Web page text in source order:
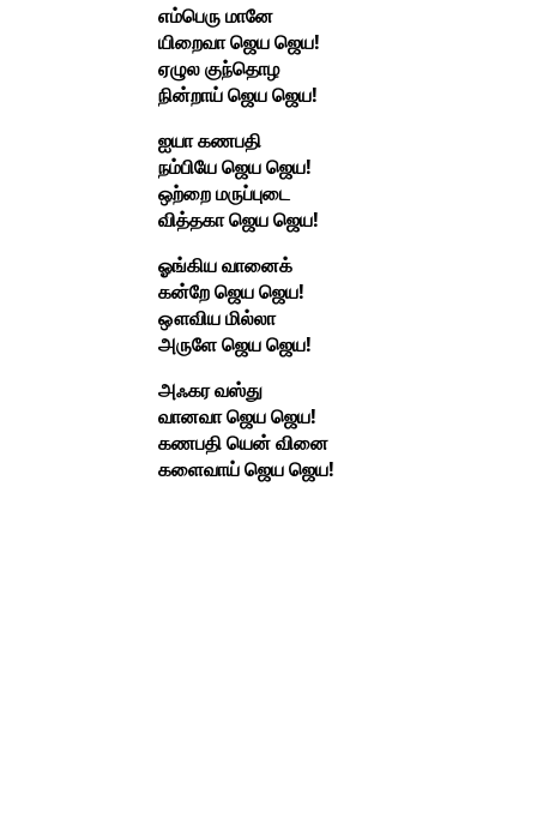
எம்பெரு மானே
யிறைவா ஜெய ஜெய!
ஏழுல குந்தொழ
நின்றாய் ஜெய ஜெய!
ஐயா கணபதி
நம்பியே ஜெய ஜெய!
ஒற்றை மருப்புடை
வித்தகா ஜெய ஜெய!
ஓங்கிய வானைக்
கன்றே ஜெய ஜெய!
ஔவிய மில்லா
அருளே ஜெய ஜெய!
அஃகர வஸ்து
வானவா ஜெய ஜெய!
கணபதி யென் வினை
களைவாய் ஜெய ஜெய!